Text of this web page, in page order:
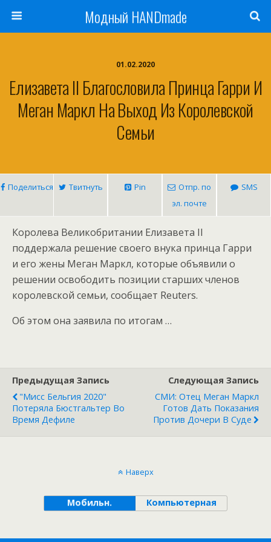
Модный HANDmade
01.02.2020
Елизавета II Благословила Принца Гарри И
Меган Маркл На Выход Из Королевской
Семьи
Поделиться Твитнуть Pin
Отпр. по
эл. почте
SMS
Королева Великобритании Елизавета II
поддержала решение своего внука принца Гарри
и его жены Меган Маркл, которые объявили о
решении освободить позиции старших членов
королевской семьи, сообщает Reuters.
Об этом она заявила по итогам …
Предыдущая Запись
"Мисс Бельгия 2020"
Потеряла Бюстгальтер Во
Время Дефиле
Следующая Запись
СМИ: Отец Меган Маркл
Готов Дать Показания
Против Дочери В Суде
Наверх
Мобильн. Компьютерная